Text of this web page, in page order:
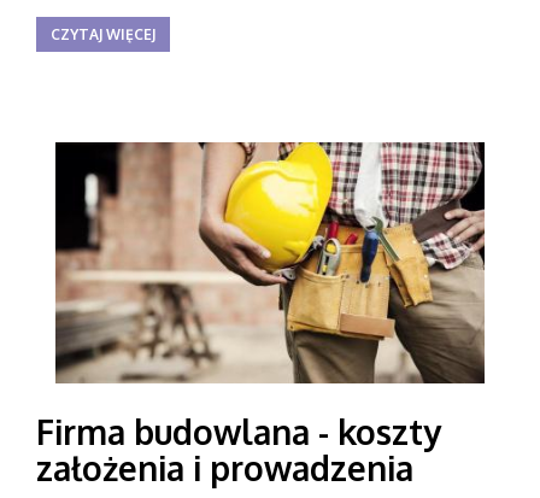
CZYTAJ WIĘCEJ
Firma budowlana - koszty
założenia i prowadzenia